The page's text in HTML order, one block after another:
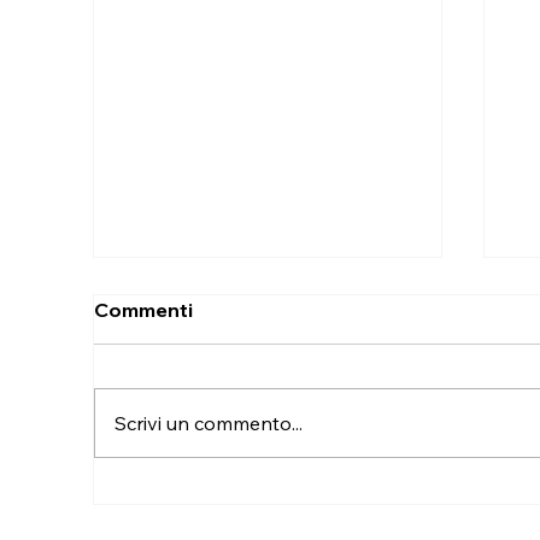
Commenti
Scrivi un commento...